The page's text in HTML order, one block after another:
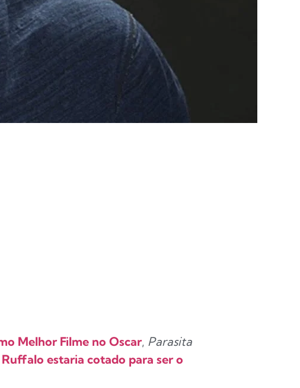
Melhor Filme no Oscar, Parasita
estaria cotado para ser o